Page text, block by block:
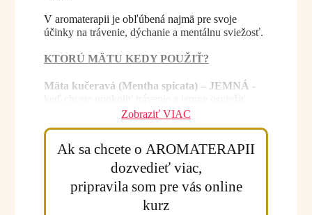
V aromaterapii je obľúbená najmä pre svoje
účinky na trávenie, dýchanie a mentálnu sviežosť.
KTORÚ MÄTU KEDY POUŽIŤ?
Mäta kučeravá (Mentha spicata) – JEMNÁ -
keď chcete upokojiť trávenie a jemne osviežiť
• nadúvanie, žalúdok
• jemné uvoľnenie
• vhodná aj pre citlivejšie osoby
Mäta pieporná (Mentha piperita) –
- keď chcete rýchlo pomôcť
hlave, tráveniu aj energii
• bolesť hlavy, migréna
Zobraziť VIAC
Ak sa chcete o AROMATERAPII
dozvedieť viac,
pripravila som pre vás online
kurz